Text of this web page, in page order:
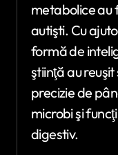
metabolice au
autişti. Cu
formă de
ştiinţă au
precizie de
microbi şi
digestiv.